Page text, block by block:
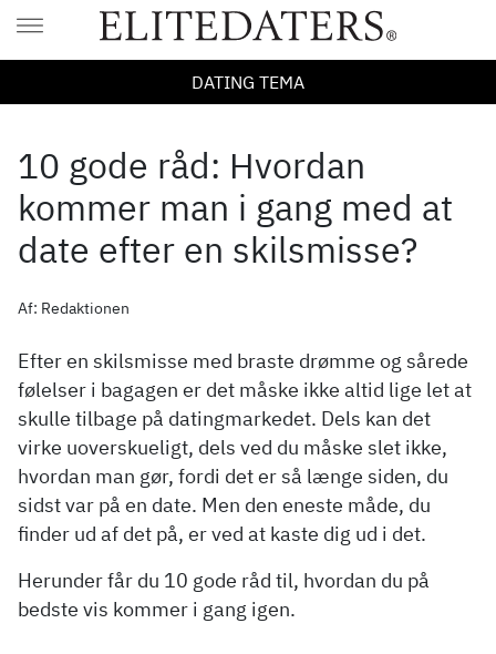
DATING TEMA
10 gode råd: Hvordan
kommer man i gang med at
date efter en skilsmisse?
Af: Redaktionen
Efter en skilsmisse med braste drømme og sårede
følelser i bagagen er det måske ikke altid lige let at
skulle tilbage på datingmarkedet. Dels kan det
virke uoverskueligt, dels ved du måske slet ikke,
hvordan man gør, fordi det er så længe siden, du
sidst var på en date. Men den eneste måde, du
finder ud af det på, er ved at kaste dig ud i det.
Herunder får du 10 gode råd til, hvordan du på
bedste vis kommer i gang igen.